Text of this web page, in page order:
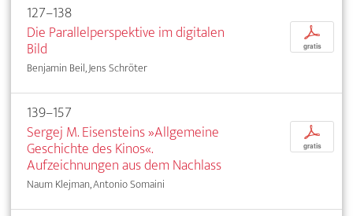
127–138
Die Parallelperspektive im digitalen
Bild
Benjamin Beil, Jens Schröter
p
gratis
139–157
Sergej M. Eisensteins »Allgemeine
Geschichte des Kinos«.
Aufzeichnungen aus dem Nachlass
Naum Klejman, Antonio Somaini
p
gratis